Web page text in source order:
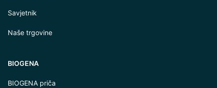
Savjetnik
Naše trgovine
BIOGENA
BIOGENA priča